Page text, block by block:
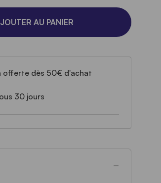
AU PANIER
offerte dès 50€ d'achat
30 jours